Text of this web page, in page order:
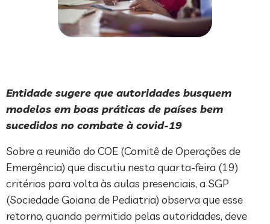
Entidade sugere que autoridades busquem
modelos em boas práticas de países bem
sucedidos no combate à covid-19
Sobre a reunião do COE (Comitê de Operações de
Emergência) que discutiu nesta quarta-feira (19)
critérios para volta às aulas presenciais, a SGP
(Sociedade Goiana de Pediatria) observa que esse
retorno, quando permitido pelas autoridades, deve